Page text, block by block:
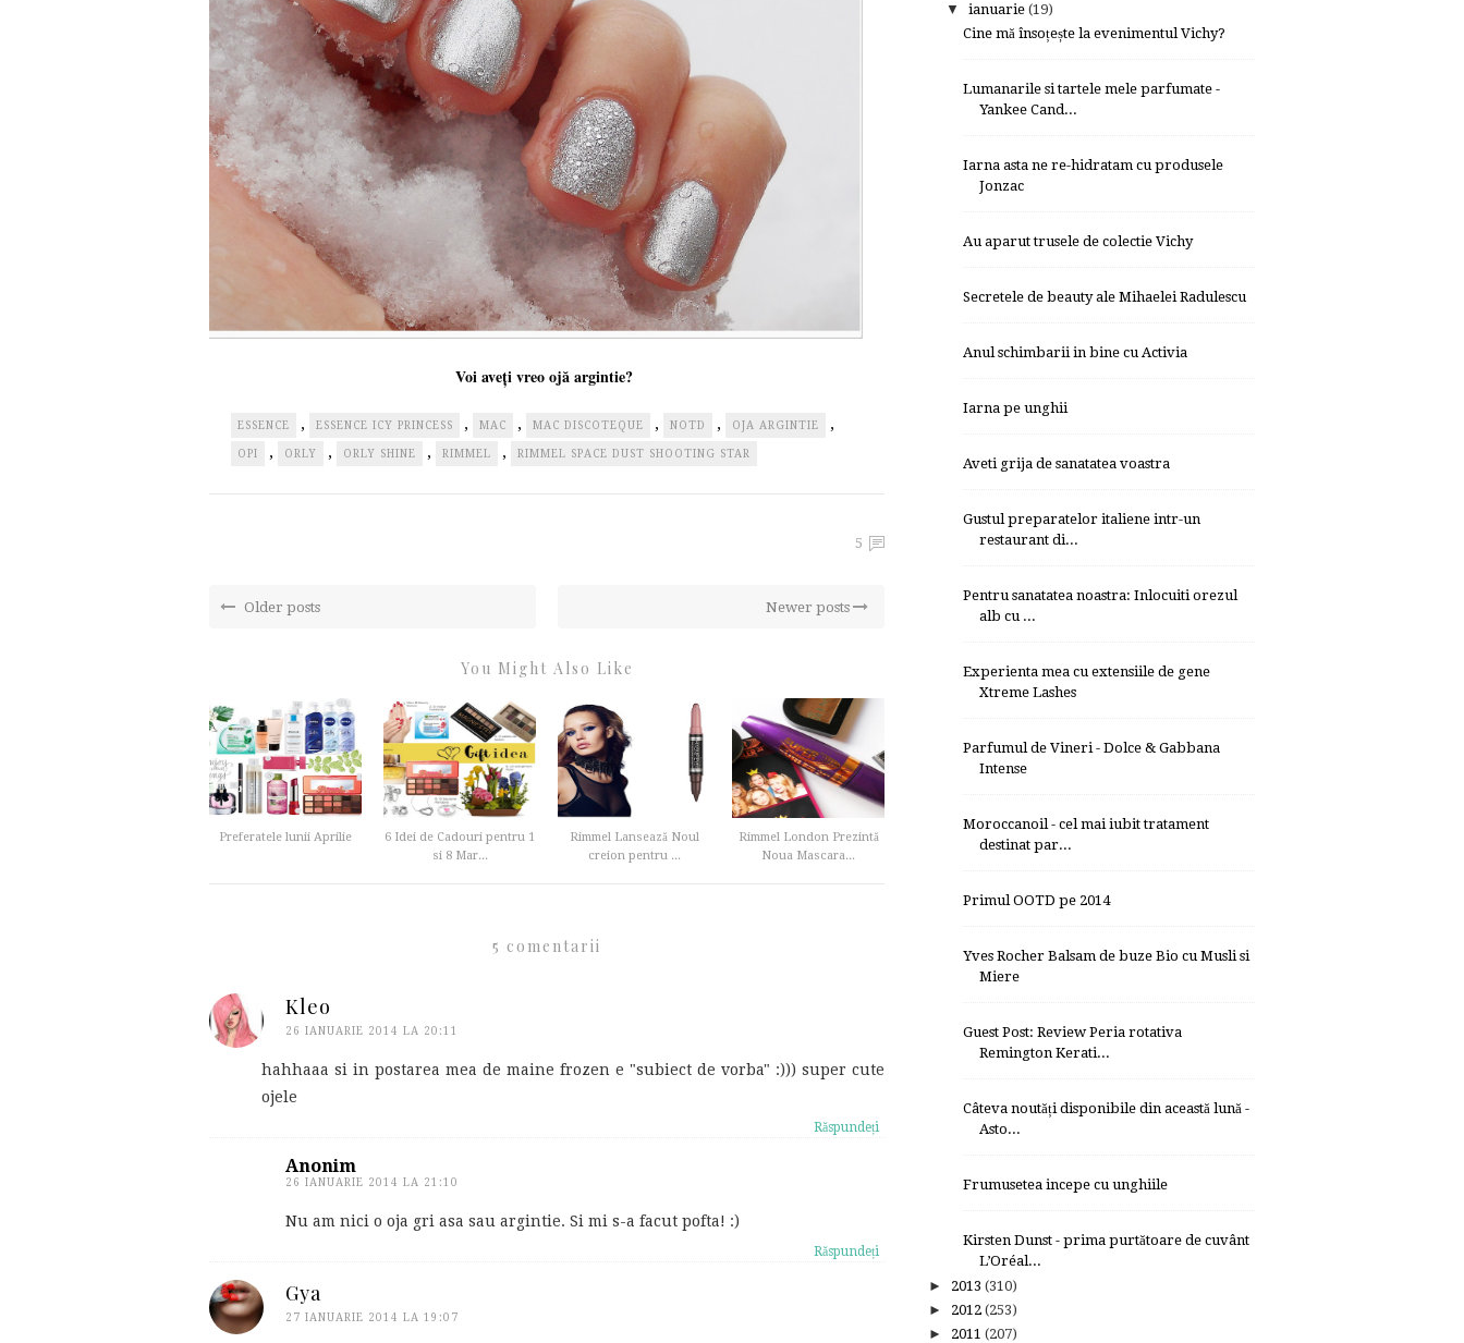
Voi aveți vreo ojă argintie?
ESSENCE , ESSENCE ICY PRINCESS , MAC , MAC DISCOTEQUE , NOTD , OJA ARGINTIE ,
OPI , ORLY , ORLY SHINE , RIMMEL , RIMMEL SPACE DUST SHOOTING STAR
5
Older posts Newer posts
You Might Also Like
Preferatele lunii Aprilie
6 Idei de Cadouri pentru 1
si 8 Mar...
Rimmel Lansează Noul
creion pentru ...
Rimmel London Prezintă
Noua Mascara...
5 comentarii
Kleo
26 IANUARIE 2014 LA 20:11
hahhaaa si in postarea mea de maine frozen e "subiect de vorba" :))) super cute
ojele
Răspundeți
Anonim
26 IANUARIE 2014 LA 21:10
Nu am nici o oja gri asa sau argintie. Si mi s-a facut pofta! :)
Răspundeți
Gya
27 IANUARIE 2014 LA 19:07
▼ ianuarie (19)
Cine mă însoțește la evenimentul Vichy?
Lumanarile si tartele mele parfumate -
Yankee Cand...
Iarna asta ne re-hidratam cu produsele
Jonzac
Au aparut trusele de colectie Vichy
Secretele de beauty ale Mihaelei Radulescu
Anul schimbarii in bine cu Activia
Iarna pe unghii
Aveti grija de sanatatea voastra
Gustul preparatelor italiene intr-un
restaurant di...
Pentru sanatatea noastra: Inlocuiti orezul
alb cu ...
Experienta mea cu extensiile de gene
Xtreme Lashes
Parfumul de Vineri - Dolce & Gabbana
Intense
Moroccanoil - cel mai iubit tratament
destinat par...
Primul OOTD pe 2014
Yves Rocher Balsam de buze Bio cu Musli si
Miere
Guest Post: Review Peria rotativa
Remington Kerati...
Câteva noutăți disponibile din această lună -
Asto...
Frumusetea incepe cu unghiile
Kirsten Dunst - prima purtătoare de cuvânt
L’Oréal...
► 2013 (310)
► 2012 (253)
► 2011 (207)